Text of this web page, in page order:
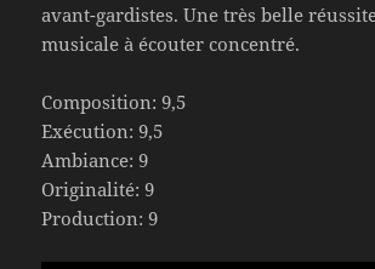
avant-gardistes. Une très belle
musicale à écouter concentré.
Composition: 9,5
Exécution: 9,5
Ambiance: 9
Originalité: 9
Production: 9